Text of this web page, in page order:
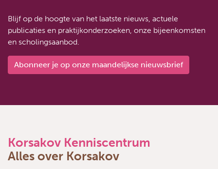
Blijf op de hoogte van het laatste nieuws, actuele
publicaties en praktijkonderzoeken, onze bijeenkomsten
en scholingsaanbod.
Abonneer je op onze maandelijkse nieuwsbrief
Korsakov Kenniscentrum
Alles over Korsakov